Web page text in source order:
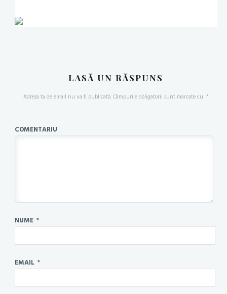
LASĂ UN RĂSPUNS
Adresa ta de email nu va fi publicată.Câmpurile obligatorii sunt marcate cu *
COMENTARIU
NUME *
EMAIL *